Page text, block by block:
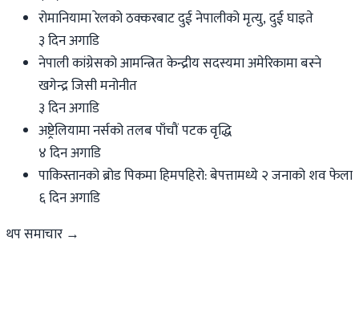
रोमानियामा रेलको ठक्करबाट दुई नेपालीको मृत्यु, दुई घाइते
३ दिन अगाडि
नेपाली कांग्रेसको आमन्त्रित केन्द्रीय सदस्यमा अमेरिकामा बस्ने
खगेन्द्र जिसी मनोनीत
३ दिन अगाडि
अष्ट्रेलियामा नर्सको तलब पाँचौं पटक वृद्धि
४ दिन अगाडि
पाकिस्तानको ब्रोड पिकमा हिमपहिरो: बेपत्तामध्ये २ जनाको शव फेला
६ दिन अगाडि
थप समाचार →